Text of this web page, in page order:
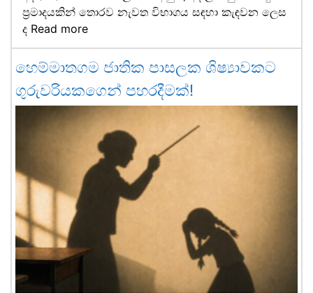
ප්‍රමාදයකින් තොරව නැවත විභාගය සඳහා කැඳවන ලෙස
ද Read more
හෙම්මාතගම ජාතික පාසලක ශිෂ්‍යාවකට
ගුරුවරියකගෙන් පහරදීමක්!